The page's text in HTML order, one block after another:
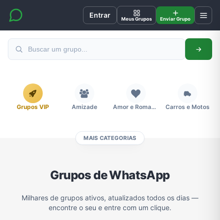
Entrar Meus Grupos Enviar Grupo
Grupos VIP Amizade Amor e Romance Carros e Motos
MAIS CATEGORIAS
Grupos de WhatsApp
Milhares de grupos ativos, atualizados todos os dias —
encontre o seu e entre com um clique.